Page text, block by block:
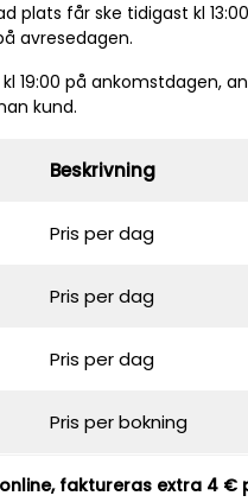
plats får ske tidigast kl
avresedagen.
19:00 på ankomstdagen,
kund.
Beskrivning
Pris per dag
Pris per dag
Pris per dag
Pris per bokning
faktureras extra 4 €